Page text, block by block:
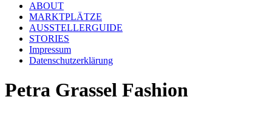
ABOUT
MARKTPLÄTZE
AUSSTELLERGUIDE
STORIES
Impressum
Datenschutzerklärung
Petra Grassel Fashion